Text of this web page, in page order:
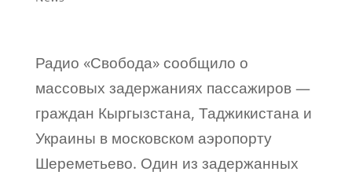
Радио «Свобода» сообщило о
массовых задержаниях пассажиров —
граждан Кыргызстана, Таджикистана и
Украины в московском аэропорту
Шереметьево. Один из задержанных